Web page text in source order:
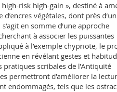
risk high-gain », destiné à
végétales, dont près
en somme d’une approche
à associer les puissantes
à l’exemple chypriote, le
en révélant gestes et
pratiques scribales de l’Antiquité
permettront d'améliorer la
endommagés, tels que les